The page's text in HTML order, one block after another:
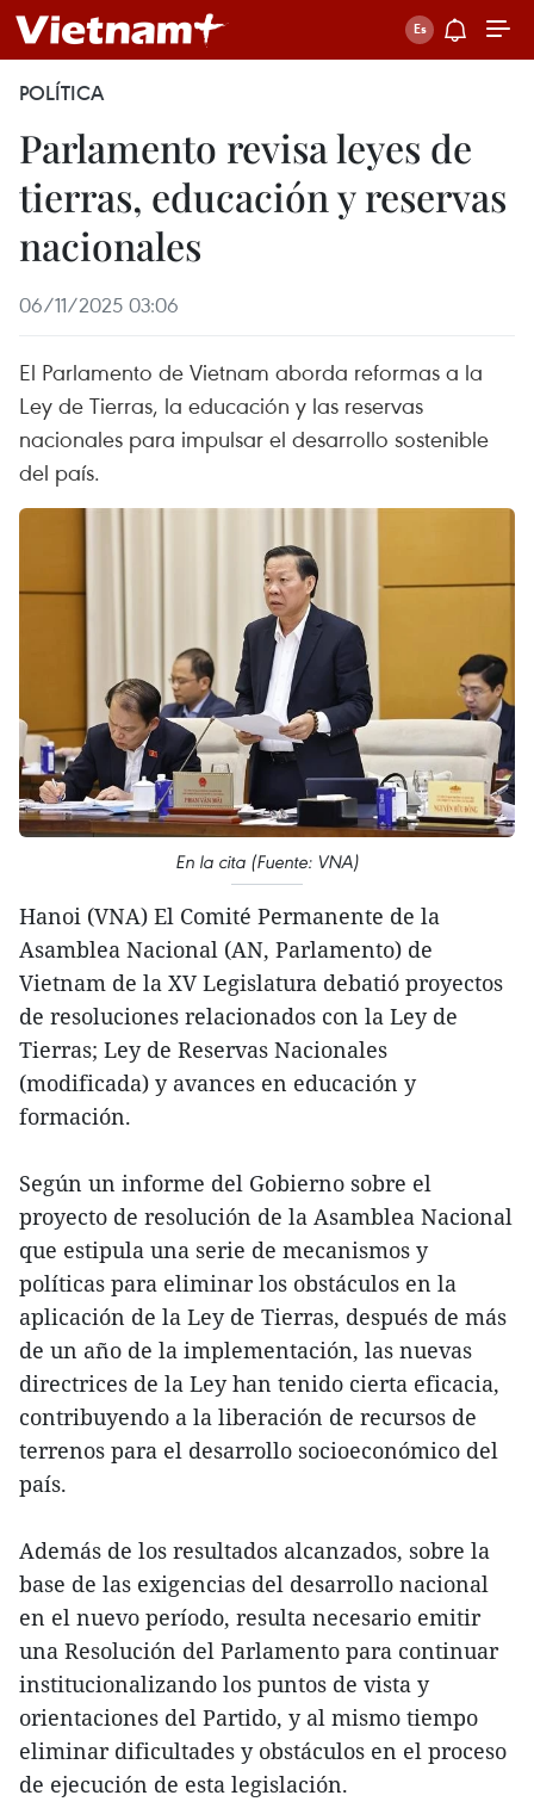
POLÍTICA
Parlamento revisa leyes de
tierras, educación y reservas
nacionales
06/11/2025 03:06
El Parlamento de Vietnam aborda reformas a la
Ley de Tierras, la educación y las reservas
nacionales para impulsar el desarrollo sostenible
del país.
En la cita (Fuente: VNA)
Hanoi (VNA) El Comité Permanente de la
Asamblea Nacional (AN, Parlamento) de
Vietnam de la XV Legislatura debatió proyectos
de resoluciones relacionados con la Ley de
Tierras; Ley de Reservas Nacionales
(modificada) y avances en educación y
formación.
Según un informe del Gobierno sobre el
proyecto de resolución de la Asamblea Nacional
que estipula una serie de mecanismos y
políticas para eliminar los obstáculos en la
aplicación de la Ley de Tierras, después de más
de un año de la implementación, las nuevas
directrices de la Ley han tenido cierta eficacia,
contribuyendo a la liberación de recursos de
terrenos para el desarrollo socioeconómico del
país.
Además de los resultados alcanzados, sobre la
base de las exigencias del desarrollo nacional
en el nuevo período, resulta necesario emitir
una Resolución del Parlamento para continuar
institucionalizando los puntos de vista y
orientaciones del Partido, y al mismo tiempo
eliminar dificultades y obstáculos en el proceso
de ejecución de esta legislación.